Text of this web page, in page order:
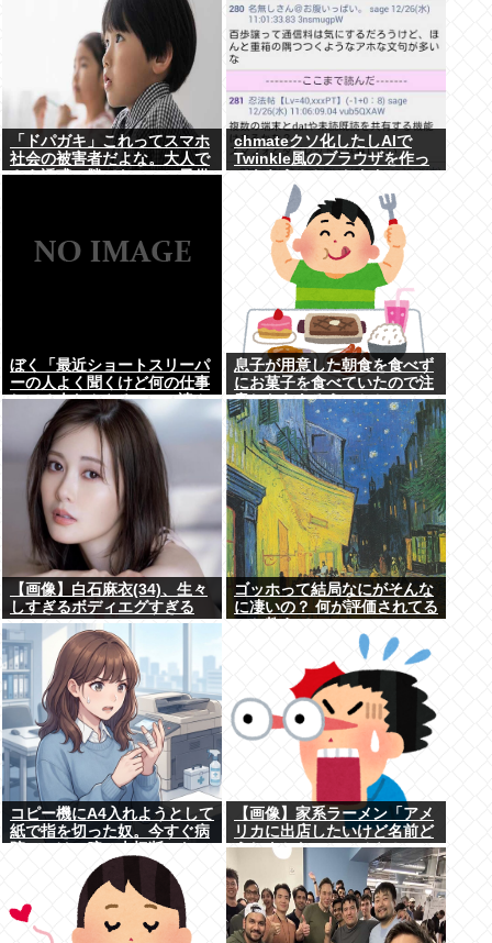
「ドパガキ」これってスマホ
社会の被害者だよな。大人で
さえ誘惑に勝てないのに子供
chmateクソ化したしAIで
Twinkle風のブラウザを作っ
ぼく「最近ショートスリーパ
ーの人よく聞くけど何の仕事
してる人なんやろ、wiki読ん
でみるか」
息子が用意した朝食を食べず
にお菓子を食べていたので注
意したらあろうことか...
【画像】白石麻衣(34)、生々
しすぎるボディエグすぎる
www
ゴッホって結局なにがそんな
に凄いの？ 何が評価されてる
コピー機にA4入れようとして
紙で指を切った奴。今すぐ病
てもしらんぞ
【画像】家系ラーメン「アメ
リカに出店したいけど名前ど
うしよかなぁ… せや！」